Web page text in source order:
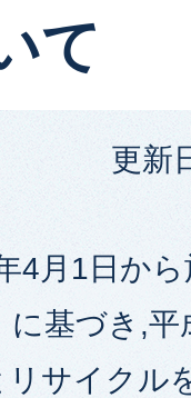
て
更新
4月1日か
基づき,
サイクル